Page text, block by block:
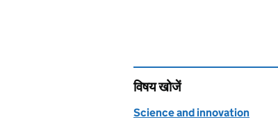
विषय खोजें
Science and innovation